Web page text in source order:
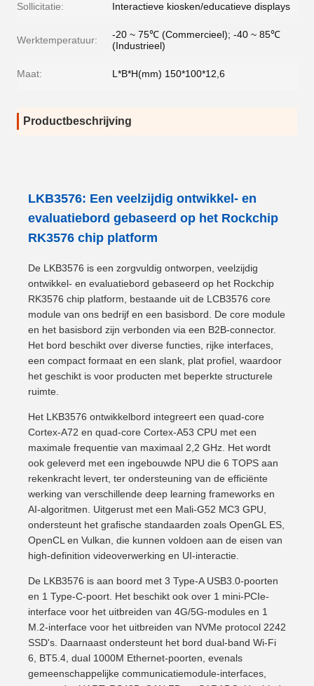
Sollicitatie: Interactieve kiosken/educatieve displays
Werktemperatuur:
-20 ~ 75℃ (Commercieel); -40 ~ 85℃
(Industrieel)
Maat: L*B*H(mm) 150*100*12,6
Productbeschrijving
LKB3576: Een veelzijdig ontwikkel- en
evaluatiebord gebaseerd op het Rockchip
RK3576 chip platform
De LKB3576 is een zorgvuldig ontworpen, veelzijdig
ontwikkel- en evaluatiebord gebaseerd op het Rockchip
RK3576 chip platform, bestaande uit de LCB3576 core
module van ons bedrijf en een basisbord. De core module
en het basisbord zijn verbonden via een B2B-connector.
Het bord beschikt over diverse functies, rijke interfaces,
een compact formaat en een slank, plat profiel, waardoor
het geschikt is voor producten met beperkte structurele
ruimte.
Het LKB3576 ontwikkelbord integreert een quad-core
Cortex-A72 en quad-core Cortex-A53 CPU met een
maximale frequentie van maximaal 2,2 GHz. Het wordt
ook geleverd met een ingebouwde NPU die 6 TOPS aan
rekenkracht levert, ter ondersteuning van de efficiënte
werking van verschillende deep learning frameworks en
AI-algoritmen. Uitgerust met een Mali-G52 MC3 GPU,
ondersteunt het grafische standaarden zoals OpenGL ES,
OpenCL en Vulkan, die kunnen voldoen aan de eisen van
high-definition videoverwerking en UI-interactie.
De LKB3576 is aan boord met 3 Type-A USB3.0-poorten
en 1 Type-C-poort. Het beschikt ook over 1 mini-PCIe-
interface voor het uitbreiden van 4G/5G-modules en 1
M.2-interface voor het uitbreiden van NVMe protocol 2242
SSD's. Daarnaast ondersteunt het bord dual-band Wi-Fi
6, BT5.4, dual 1000M Ethernet-poorten, evenals
gemeenschappelijke communicatiemodule-interfaces,